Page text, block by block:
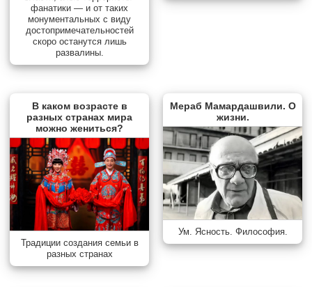
фанатики — и от таких
монументальных с виду
достопримечательностей
скоро останутся лишь
развалины.
В каком возрасте в
разных странах мира
можно жениться?
Традиции создания семьи в
разных странах
Мераб Мамардашвили. О
жизни.
Ум. Ясность. Философия.